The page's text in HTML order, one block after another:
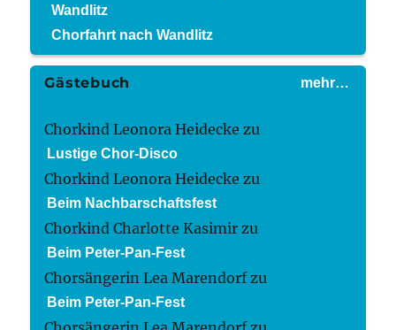
Wandlitz
Chorfahrt nach Wandlitz
mehr…
Gästebuch
Chorkind Leonora Heidecke zu
Lustige Chor-Disco
Chorkind Leonora Heidecke zu
Beim Nachbarschaftsfest
Chorkind Charlotte Kasimir zu
Beim Peter-Pan-Fest
Chorsängerin Lea Marendorfzu
Beim Peter-Pan-Fest